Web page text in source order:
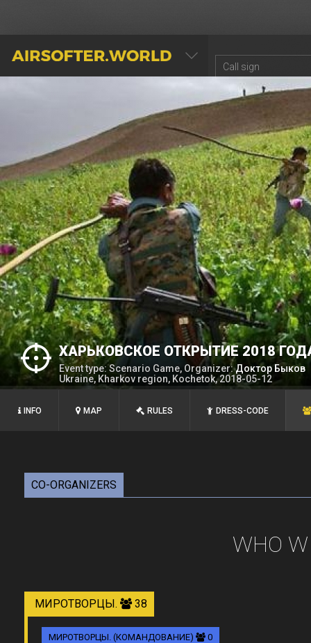
AIRSOFTER.WORLD
ХАРЬКОВСКОЕ ОТКРЫТИЕ 2018
Event type: Scenario Game, Organizer:Доктор Быков
Ukraine, Kharkov region, Kochetok, 2018-05-12
INFO MAP RULES DRESS-CODE
CO-ORGANIZERS
WHO
МИРОТВОРЦЫ. 38
МИРОТВОРЦЫ. (КОМАНДОВАНИЕ) 0